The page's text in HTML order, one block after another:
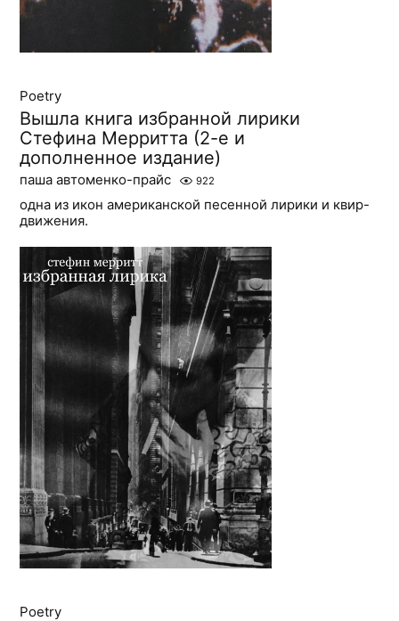
Poetry
Вышла книга избранной лирики
Стефина Мерритта (2-е и
дополненное издание)
паша автоменко-прайс 922
одна из икон американской песенной лирики и квир-
движения.
Poetry